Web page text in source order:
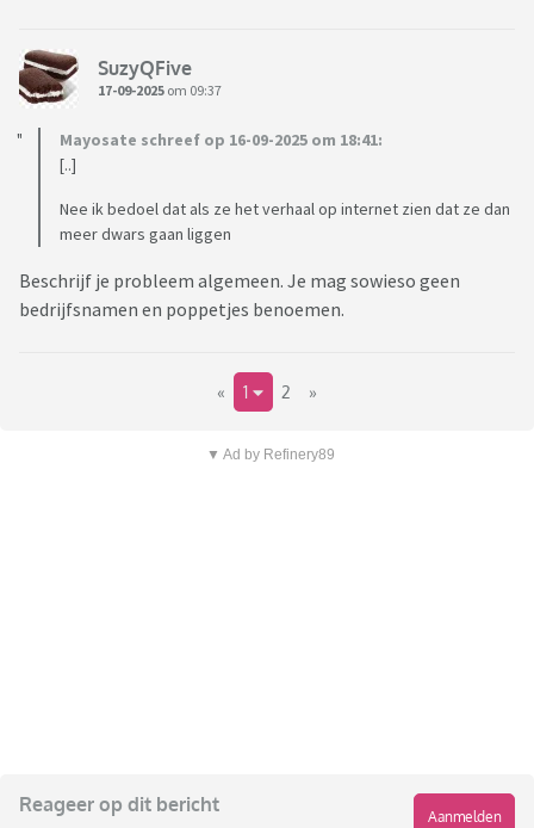
SuzyQFive
17-09-2025 om 09:37
Mayosate schreef op 16-09-2025 om 18:41:
[..]
Nee ik bedoel dat als ze het verhaal op internet zien dat ze dan
meer dwars gaan liggen
Beschrijf je probleem algemeen. Je mag sowieso geen
bedrijfsnamen en poppetjes benoemen.
« 1 2 »
▼ Ad by Refinery89
Reageer op dit bericht
Aanmelden